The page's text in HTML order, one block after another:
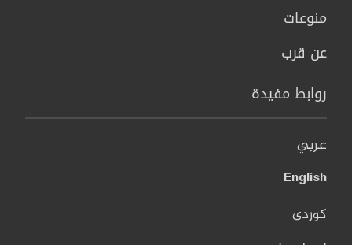
منوعات
عن قرب
روابط مفيدة
عربي
English
کوردی